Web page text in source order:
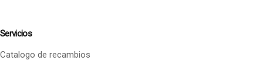
Servicios
Catalogo de recambios